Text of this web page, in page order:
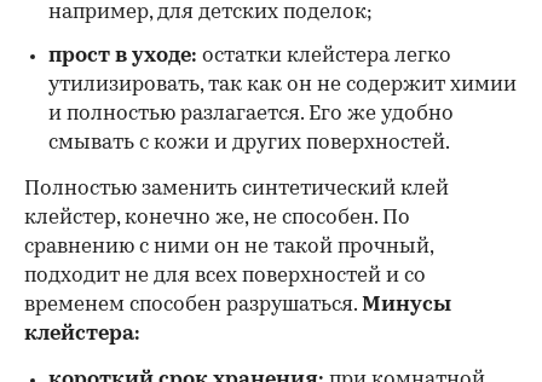
например, для детских поделок;
прост в уходе: остатки клейстера легко
утилизировать, так как он не содержит химии
и полностью разлагается. Его же удобно
смывать с кожи и других поверхностей.
Полностью заменить синтетический клей
клейстер, конечно же, не способен. По
сравнению с ними он не такой прочный,
подходит не для всех поверхностей и со
временем способен разрушаться. Минусы
клейстера: